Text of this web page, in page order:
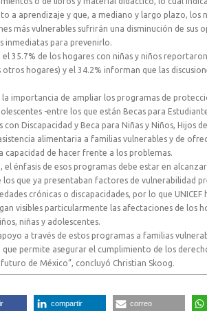
a aprendizaje y que, a mediano y largo plazo, los
más vulnerables sufrirán una disminución de sus
inmediatas para prevenirlo.
35.7% de los hogares con niñas y niños
hogares) y el 34.2% informan que las
la importancia de ampliar los programas de
-entre los que están Becas para
con Discapacidad y Beca para Niñas y Niños, Hijos
alimentaria a familias vulnerables y de
capacidad de hacer frente a los problemas.
el énfasis de esos programas debe estar en
que ya presentaban factores de vulnerabilidad
crónicas o discapacidades, por lo que
visibles particularmente las afectaciones de los
niñas y adolescentes.
a través de estos programas a familias
que permite asegurar el cumplimiento de los
de México”, concluyó Christian Skoog.
compartir correo